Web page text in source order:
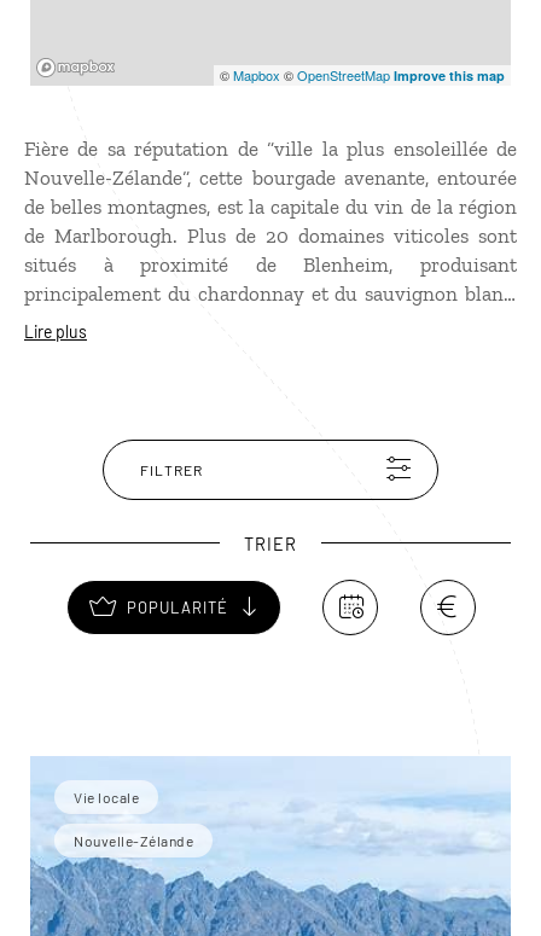
©Mapbox ©OpenStreetMap Improve this map
Fière de sa réputation de “ville la plus ensoleillée de
Nouvelle-Zélande“, cette bourgade avenante, entourée
de belles montagnes, est la capitale du vin de la région
de Marlborough. Plus de 20 domaines viticoles sont
situés à proximité de Blenheim, produisant
principalement du chardonnay et du sauvignon blanc,
dont certaines cuvées n’ont rien à envier aux
agréables terrasses de café. À voir pendant votre
passage, les Woodend Gardens pour leurs massifs de
roses et dahlias extraordinaires.
Lire plus
FILTRER
TRIER
POPULARITÉ
Vie locale
Nouvelle-Zélande